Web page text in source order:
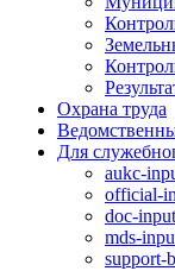
Охрана труда
Для
aukc-
official-
doc-input
mds-
support-